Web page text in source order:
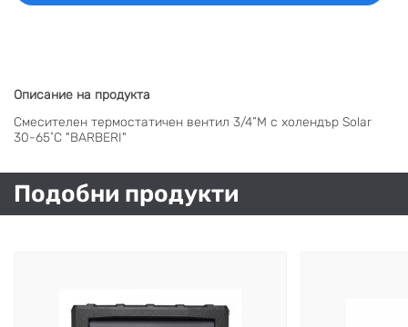
Описание на продукта
Смеситeлен термостатичен вентил 3/4”М с холендър Solar
30-65˚C "BARBERI"
Подобни продукти